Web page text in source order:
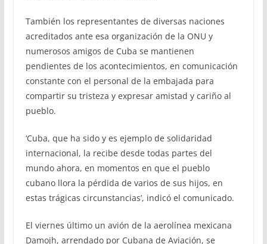
También los representantes de diversas naciones
acreditados ante esa organización de la ONU y
numerosos amigos de Cuba se mantienen
pendientes de los acontecimientos, en comunicación
constante con el personal de la embajada para
compartir su tristeza y expresar amistad y cariño al
pueblo.
‘Cuba, que ha sido y es ejemplo de solidaridad
internacional, la recibe desde todas partes del
mundo ahora, en momentos en que el pueblo
cubano llora la pérdida de varios de sus hijos, en
estas trágicas circunstancias’, indicó el comunicado.
El viernes último un avión de la aerolínea mexicana
Damojh, arrendado por Cubana de Aviación, se